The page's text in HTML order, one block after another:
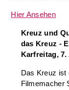
Hier Ansehen
Kreuz und
das Kreuz -
Karfreitag, 7.
Das Kreuz ist
Filmemacher